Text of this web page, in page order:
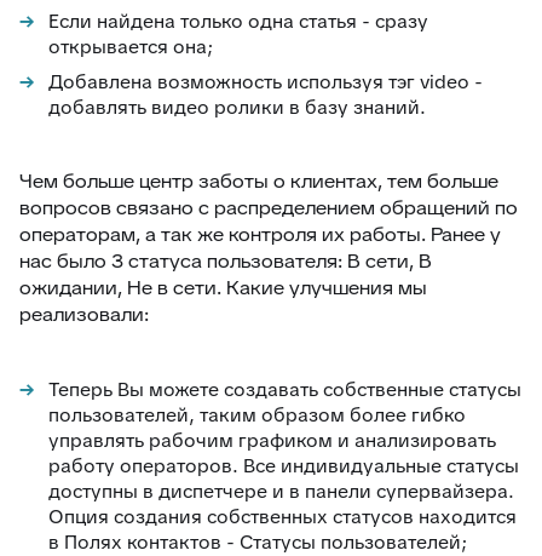
Если найдена только одна статья - сразу
открывается она;
Добавлена возможность используя тэг video -
добавлять видео ролики в базу знаний.
Чем больше центр заботы о клиентах, тем больше
вопросов связано с распределением обращений по
операторам, а так же контроля их работы. Ранее у
нас было 3 статуса пользователя: В сети, В
ожидании, Не в сети. Какие улучшения мы
реализовали:
Теперь Вы можете создавать собственные статусы
пользователей, таким образом более гибко
управлять рабочим графиком и анализировать
работу операторов. Все индивидуальные статусы
доступны в диспетчере и в панели супервайзера.
Опция создания собственных статусов находится
в Полях контактов - Статусы пользователей;